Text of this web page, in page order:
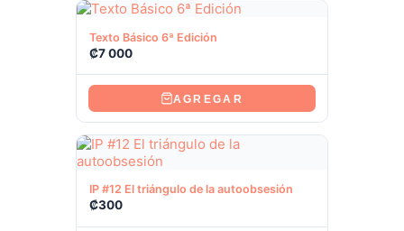
Ver producto
Texto Básico 6ª Edición
₡7 000
AGREGAR
Ver producto
IP #12 El triángulo de la autoobsesión
₡300